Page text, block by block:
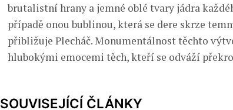
brutalistní hrany a jemné oblé tvary jádra
případě onou bublinou, která se dere skrze
přibližuje Plecháč. Monumentálnost těchto
hlubokými emocemi těch, kteří se odváží
SOUVISEJÍCÍ ČLÁNKY